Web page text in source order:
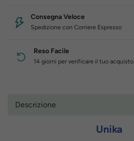
Consegna Veloce
Spedizione con Corriere Espresso
Reso Facile
14 giorni per verificare il tuo acquisto
Descrizione
Unika